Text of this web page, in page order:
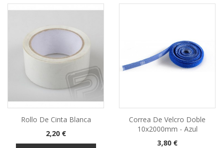
Rollo De Cinta Blanca
Precio
2,20 €
Correa De Velcro Doble
10x2000mm - Azul
Precio
3,80 €